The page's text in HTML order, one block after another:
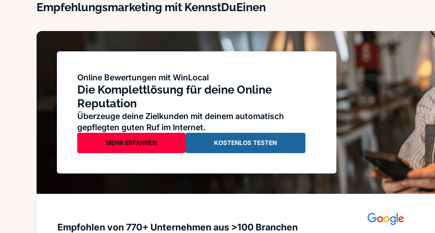
Empfehlungsmarketing mit KennstDuEinen
Online Bewertungen mit WinLocal
Die Komplettlösung für deine Online
Reputation
Überzeuge deine Zielkunden mit deinem automatisch
gepflegten guten Ruf im Internet.
MEHR ERFAHREN KOSTENLOS TESTEN
Empfohlen von 770+ Unternehmen aus >100 Branchen